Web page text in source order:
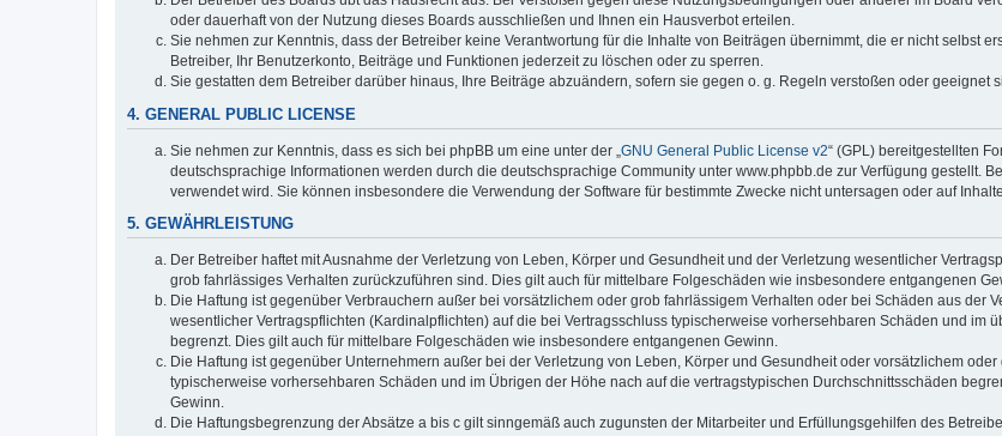
oder dauerhaft von der Nutzung dieses Boards ausschließen und Ihnen ein Hausverbot erteilen.
Sie nehmen zur Kenntnis, dass der Betreiber keine Verantwortung für die Inhalte von Beiträgen übernimmt, die er nicht selbst
Betreiber, Ihr Benutzerkonto, Beiträge und Funktionen jederzeit zu löschen oder zu sperren.
Sie gestatten dem Betreiber darüber hinaus, Ihre Beiträge abzuändern, sofern sie gegen o. g. Regeln verstoßen oder geeignet
4. GENERAL PUBLIC LICENSE
Sie nehmen zur Kenntnis, dass es sich bei phpBB um eine unter der „ GNU General Public License v2“ (GPL) bereitgestellten
deutschsprachige Informationen werden durch die deutschsprachige Community unter www.phpbb.de zur Verfügung gestellt.
verwendet wird. Sie können insbesondere die Verwendung der Software für bestimmte Zwecke nicht untersagen oder auf
5. GEWÄHRLEISTUNG
Der Betreiber haftet mit Ausnahme der Verletzung von Leben, Körper und Gesundheit und der Verletzung wesentlicher
grob fahrlässiges Verhalten zurückzuführen sind. Dies gilt auch für mittelbare Folgeschäden wie insbesondere entgangenen
Die Haftung ist gegenüber Verbrauchern außer bei vorsätzlichem oder grob fahrlässigem Verhalten oder bei Schäden aus der
wesentlicher Vertragspflichten (Kardinalpflichten) auf die bei Vertragsschluss typischerweise vorhersehbaren Schäden und im
begrenzt. Dies gilt auch für mittelbare Folgeschäden wie insbesondere entgangenen Gewinn.
Die Haftung ist gegenüber Unternehmern außer bei der Verletzung von Leben, Körper und Gesundheit oder vorsätzlichem
typischerweise vorhersehbaren Schäden und im Übrigen der Höhe nach auf die vertragstypischen Durchschnittsschäden
Gewinn.
Die Haftungsbegrenzung der Absätze a bis c gilt sinngemäß auch zugunsten der Mitarbeiter und Erfüllungsgehilfen des